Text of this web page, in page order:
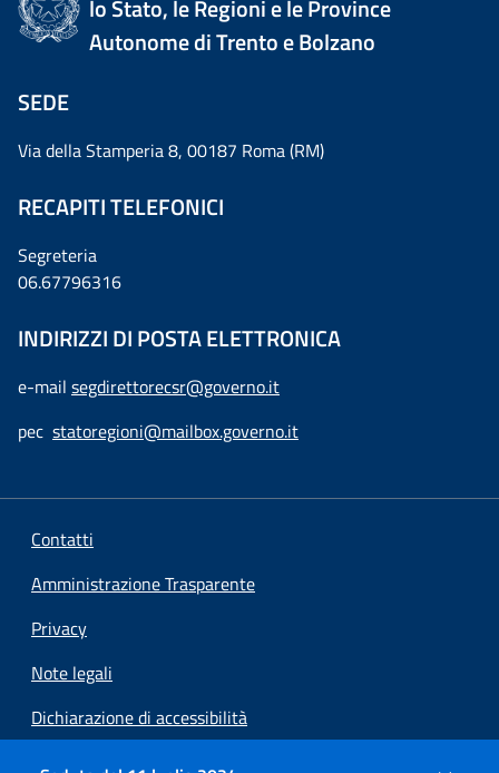
lo Stato, le Regioni e le Province
Autonome di Trento e Bolzano
SEDE
Via della Stamperia 8, 00187 Roma (RM)
RECAPITI TELEFONICI
Segreteria
06.67796316
INDIRIZZI DI POSTA ELETTRONICA
e-mail segdirettorecsr@governo.it
pec statoregioni@mailbox.governo.it
Contatti
Amministrazione Trasparente
Privacy
Note legali
Dichiarazione di accessibilità
Preferenze cookie